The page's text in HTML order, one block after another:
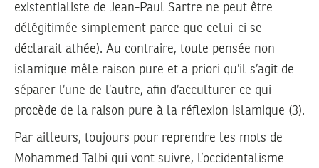
existentialiste de Jean-Paul Sartre ne peut être
délégitimée simplement parce que celui-ci se
déclarait athée). Au contraire, toute pensée non
islamique mêle raison pure et a priori qu’il s’agit de
séparer l’une de l’autre, afin d’acculturer ce qui
procède de la raison pure à la réflexion islamique (3).
Par ailleurs, toujours pour reprendre les mots de
Mohammed Talbi qui vont suivre, l’occidentalisme